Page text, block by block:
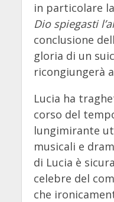
in particolare la
Dio spiegasti
conclusione
gloria di un
ricongiungerà
Lucia ha
corso del
lungimirante
musicali e
di Lucia è
celebre del
che